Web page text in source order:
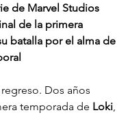
de Marvel Studios
de la primera
batalla por el alma de
Dos años
temporada de Loki